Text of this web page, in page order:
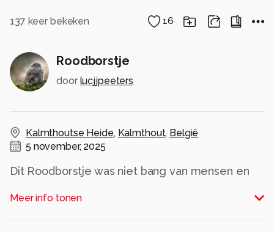
137 keer bekeken 16
Roodborstje
door lucjjpeeters
Kalmthoutse Heide, Kalmthout, België
5 november, 2025
Dit Roodborstje was niet bang van mensen en
Meer info tonen